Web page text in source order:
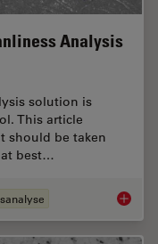
Analysis
solution is
This article
should be taken
best…
Factors